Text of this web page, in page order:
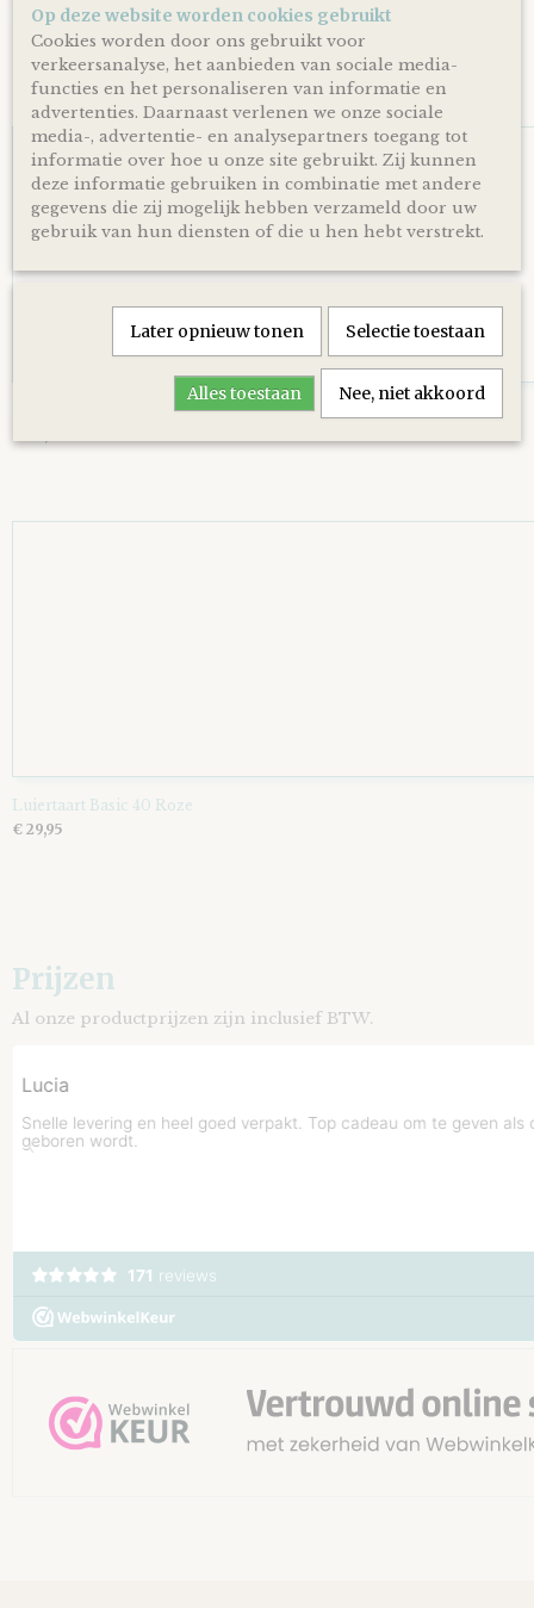
Luiertaart Basic 64 Beige
€ 39,95
Luiertaart Uil Grey-Blue - diep Blauw
Luiertaart Basic 40 Roze
€ 29,95
Prijzen
Al onze productprijzen zijn inclusief BTW.
Op deze website worden cookies gebruikt
Cookies worden door ons gebruikt voor
verkeersanalyse, het aanbieden van sociale media-
functies en het personaliseren van informatie en
advertenties. Daarnaast verlenen we onze sociale
media-, advertentie- en analysepartners toegang tot
informatie over hoe u onze site gebruikt. Zij kunnen
deze informatie gebruiken in combinatie met andere
gegevens die zij mogelijk hebben verzameld door uw
gebruik van hun diensten of die u hen hebt verstrekt.
Later opnieuw tonen Selectie toestaan
Alles toestaan Nee, niet akkoord